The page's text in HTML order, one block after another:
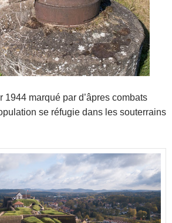
1944 marqué par d’âpres combats
se réfugie dans les souterrains